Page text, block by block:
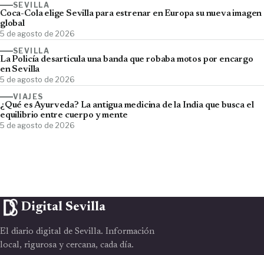
SEVILLA
Coca-Cola elige Sevilla para estrenar en Europa su nueva imagen
global
5 de agosto de 2026
SEVILLA
La Policía desarticula una banda que robaba motos por encargo
en Sevilla
5 de agosto de 2026
VIAJES
¿Qué es Ayurveda? La antigua medicina de la India que busca el
equilibrio entre cuerpo y mente
5 de agosto de 2026
Digital Sevilla
El diario digital de Sevilla. Información
local, rigurosa y cercana, cada día.